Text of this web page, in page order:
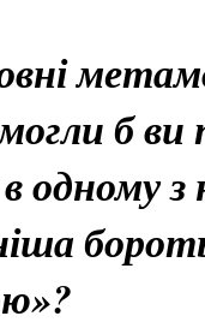
могли б
одному